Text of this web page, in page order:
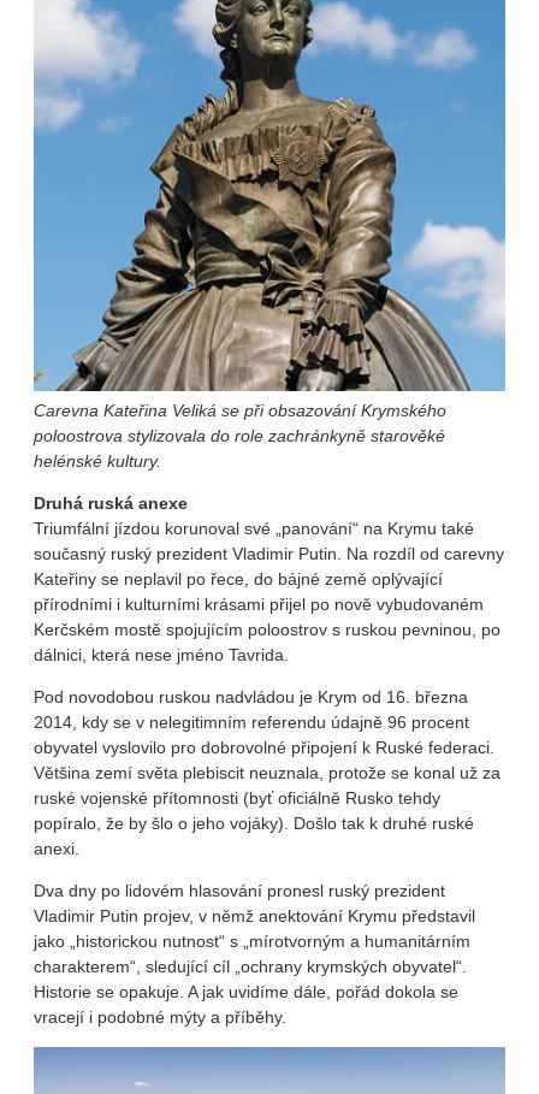
Carevna Kateřina Veliká se při obsazování Krymského
poloostrova stylizovala do role zachránkyně starověké
helénské kultury.
Druhá ruská anexe
Triumfální jízdou korunoval své „panování“ na Krymu také
současný ruský prezident Vladimir Putin. Na rozdíl od carevny
Kateřiny se neplavil po řece, do bájné země oplývající
přírodními i kulturními krásami přijel po nově vybudovaném
Kerčském mostě spojujícím poloostrov s ruskou pevninou, po
dálnici, která nese jméno Tavrida.
Pod novodobou ruskou nadvládou je Krym od 16. března
2014, kdy se v nelegitimním referendu údajně 96 procent
obyvatel vyslovilo pro dobrovolné připojení k Ruské federaci.
Většina zemí světa plebiscit neuznala, protože se konal už za
ruské vojenské přítomnosti (byť oficiálně Rusko tehdy
popíralo, že by šlo o jeho vojáky). Došlo tak k druhé ruské
anexi.
Dva dny po lidovém hlasování pronesl ruský prezident
Vladimir Putin projev, v němž anektování Krymu představil
jako „historickou nutnost“ s „mírotvorným a humanitárním
charakterem“, sledující cíl „ochrany krymských obyvatel“.
Historie se opakuje. A jak uvidíme dále, pořád dokola se
vracejí i podobné mýty a příběhy.